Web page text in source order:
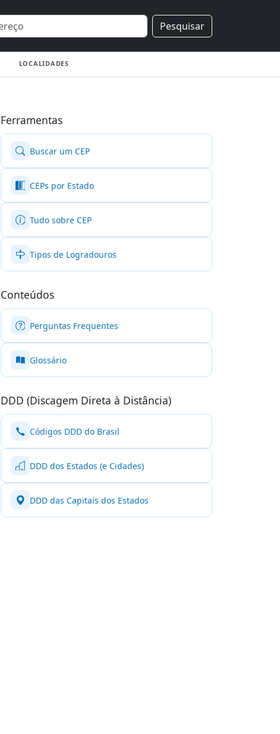
Pesquisar
LOCALIDADES
Ferramentas
Buscar um CEP
CEPs por Estado
Tudo sobre CEP
Tipos de Logradouros
Conteúdos
Perguntas Frequentes
Glossário
DDD (Discagem Direta à Distância)
Códigos DDD do Brasil
DDD dos Estados (e Cidades)
DDD das Capitais dos Estados